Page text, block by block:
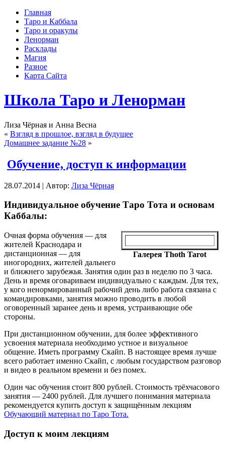
Главная
Таро и Каббала
Таро и оракулы
Ленорман
Расклады
Магия
Разное
Карта Сайта
Школа Таро и Ленорман
Лиза Чёрная и Анна Весна
« Взгляд в прошлое, взгляд в будущее
Домашнее задание №28 »
Обучение, доступ к информации
28.07.2014 | Автор: Лиза Чёрная
Индивидуальное обучение Таро Тота и основам
Каббалы:
Галерея Thoth Tarot
Очная форма обучения — для
жителей Краснодара и
дистанционная — для
иногородних, жителей дальнего
и ближнего зарубежья. Занятия один раз в неделю по 3 часа.
День и время оговариваем индивидуально с каждым. Для тех,
у кого ненормированный рабочий день либо работа связана с
командировками, занятия можно проводить в любой
оговоренный заранее день и время, устраивающие обе
стороны.
При дистанционном обучении, для более эффективного
усвоения материала необходимо устное и визуальное
общение. Иметь программу Скайп. В настоящее время лучше
всего работает именно Скайп, с любым государством разговор
и видео в реальном времени и без помех.
Один час обучения стоит 800 рублей. Стоимость трёхчасового
занятия — 2400 рублей. Для лучшего понимания материала
рекомендуется купить доступ к защищённым лекциям
Обучающий материал по Таро Тота.
Доступ к моим лекциям